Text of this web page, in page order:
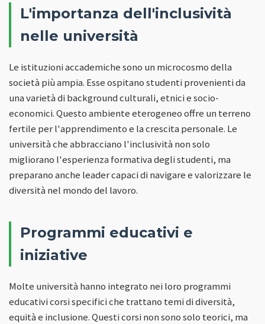
L'importanza dell'inclusività
nelle università
Le istituzioni accademiche sono un microcosmo della
società più ampia. Esse ospitano studenti provenienti da
una varietà di background culturali, etnici e socio-
economici. Questo ambiente eterogeneo offre un terreno
fertile per l'apprendimento e la crescita personale. Le
università che abbracciano l'inclusività non solo
migliorano l'esperienza formativa degli studenti, ma
preparano anche leader capaci di navigare e valorizzare le
diversità nel mondo del lavoro.
Programmi educativi e
iniziative
Molte università hanno integrato nei loro programmi
educativi corsi specifici che trattano temi di diversità,
equità e inclusione. Questi corsi non sono solo teorici, ma